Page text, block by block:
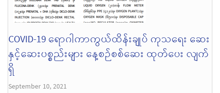
COVID-19 ရောဂါကာကွယ်ထိန်းချုပ် ကုသရေး ဆေး
နှင့်ဆေးပစ္စည်းများ နေ့စဉ်စစ်ဆေး ထုတ်ပေး လျက်
ရှိ
September 10, 2021